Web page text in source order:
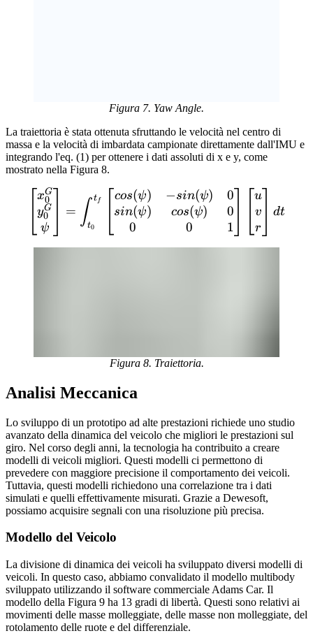
Figura 7. Yaw Angle.
La traiettoria è stata ottenuta sfruttando le velocità nel centro di
massa e la velocità di imbardata campionate direttamente dall'IMU e
integrando l'eq. (1) per ottenere i dati assoluti di x e y, come
mostrato nella Figura 8.
\begin{bmatrix}
x0
G
y0
G
ψ
= ∫t0
t f cos(ψ)
sin(ψ)
0
−sin(ψ)
cos(ψ)
0
0
0
1
u
v
r
dt
Figura 8. Traiettoria.
Analisi Meccanica
Lo sviluppo di un prototipo ad alte prestazioni richiede uno studio
avanzato della dinamica del veicolo che migliori le prestazioni sul
giro. Nel corso degli anni, la tecnologia ha contribuito a creare
modelli di veicoli migliori. Questi modelli ci permettono di
prevedere con maggiore precisione il comportamento dei veicoli.
Tuttavia, questi modelli richiedono una correlazione tra i dati
simulati e quelli effettivamente misurati. Grazie a Dewesoft,
possiamo acquisire segnali con una risoluzione più precisa.
Modello del Veicolo
La divisione di dinamica dei veicoli ha sviluppato diversi modelli di
veicoli. In questo caso, abbiamo convalidato il modello multibody
sviluppato utilizzando il software commerciale Adams Car. Il
modello della Figura 9 ha 13 gradi di libertà. Questi sono relativi ai
movimenti delle masse molleggiate, delle masse non molleggiate, del
rotolamento delle ruote e del differenziale.